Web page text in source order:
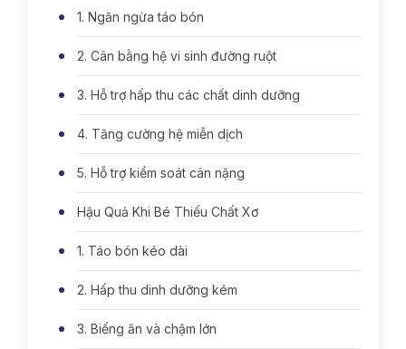
1. Ngăn ngừa táo bón
2. Cân bằng hệ vi sinh đường ruột
3. Hỗ trợ hấp thu các chất dinh dưỡng
4. Tăng cường hệ miễn dịch
5. Hỗ trợ kiểm soát cân nặng
Hậu Quả Khi Bé Thiếu Chất Xơ
1. Táo bón kéo dài
2. Hấp thu dinh dưỡng kém
3. Biếng ăn và chậm lớn